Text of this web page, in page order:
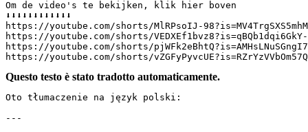
Om de video's te bekijken, klik hier boven
⬇️⬇️⬇️⬇️⬇️⬇️⬇️⬇️⬇️⬇️⬇️⬇️
https://youtube.com/shorts/MlRPsoIJ-
https://youtube.com/shorts/
https://youtube.com/shorts/
https://youtube.com/shorts/
Questo testo è stato tradotto automaticamente.
Oto tłumaczenie na język polski:
---